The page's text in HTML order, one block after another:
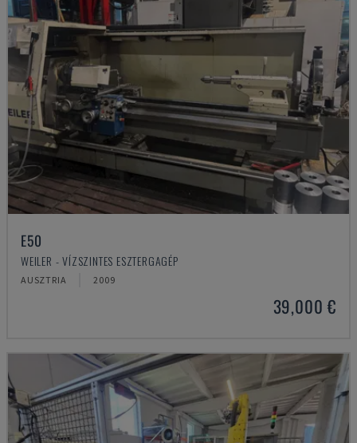
E50
WEILER - VÍZSZINTES ESZTERGAGÉP
AUSZTRIA 2009
39,000 €